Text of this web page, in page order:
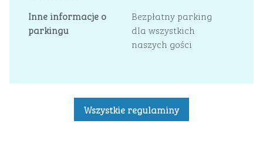
Inne informacje o
parkingu
Bezpłatny parking
dla wszystkich
naszych gości
Wszystkie regulaminy